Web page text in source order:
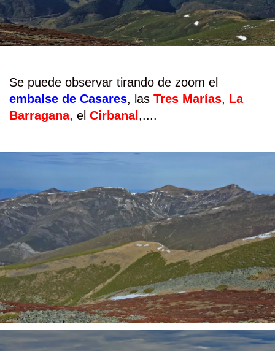
Se puede observar tirando de zoom el
embalse de Casares, las Tres Marías, La
Barragana, el Cirbanal ,....